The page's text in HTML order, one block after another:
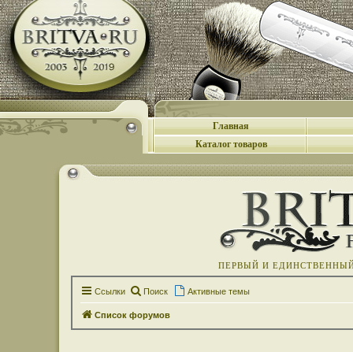
Главная
Каталог товаров
ПЕРВЫЙ И
Ссылки Поиск Активные темы
Список форумов